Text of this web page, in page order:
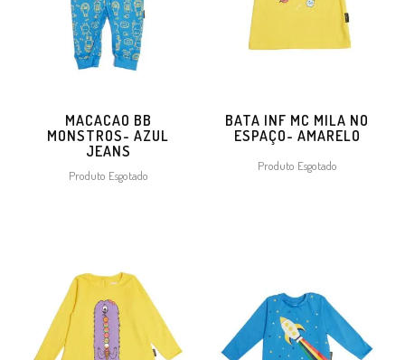
MACACAO BB
MONSTROS- AZUL
JEANS
Produto Esgotado
BATA INF MC MILA NO
ESPAÇO- AMARELO
Produto Esgotado